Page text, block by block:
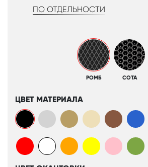
ПО ОТДЕЛЬНОСТИ
РОМБ СОТА
ЦВЕТ МАТЕРИАЛА